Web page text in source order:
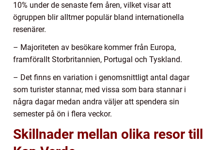
10% under de senaste fem åren, vilket visar att
ögruppen blir alltmer populär bland internationella
resenärer.
– Majoriteten av besökare kommer från Europa,
framförallt Storbritannien, Portugal och Tyskland.
– Det finns en variation i genomsnittligt antal dagar
som turister stannar, med vissa som bara stannar i
några dagar medan andra väljer att spendera sin
semester på ön i flera veckor.
Skillnader mellan olika resor till